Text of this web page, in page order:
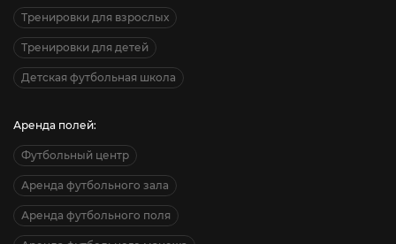
Тренировки для взрослых
Тренировки для детей
Детская футбольная школа
Аренда полей:
Футбольный центр
Аренда футбольного зала
Аренда футбольного поля